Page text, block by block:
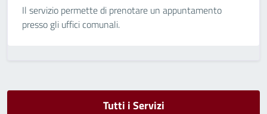
Il servizio permette di prenotare un appuntamento
presso gli uffici comunali.
Tutti i Servizi